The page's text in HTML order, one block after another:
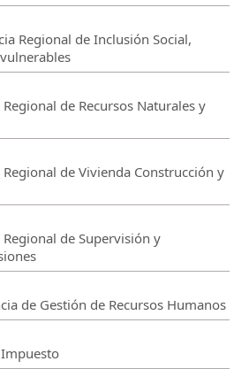
Regional de Inclusión Social,
de Recursos Naturales y
de Vivienda Construcción y
de Supervisión y
de Gestión de Recursos Humanos